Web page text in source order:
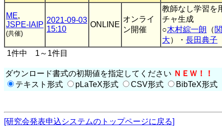
ME,
JSPE-IAIP
(共催)
2021-09-03
15:10
ONLINE
オンライ
ン開催
教師なし学習を
チャ生成
○木村綜一朗 （
大）・ 長田典子
1件中 1～1件目
ダウンロード書式の初期値を指定してください ＮＥＷ！！
テキスト形式
pLaTeX形式 CSV形式 BibTeX形式
[研究会発表申込システムのトップページに戻る]